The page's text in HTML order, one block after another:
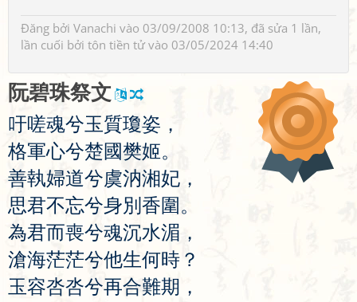
Đăng bởi Vanachi vào 03/09/2008 10:13, đã sửa 1 lần,
lần cuối bởi tôn tiền tửvào 03/05/2024 14:40
阮碧珠祭文
吁嗟魂兮玉質瓊姿 ，
格軍心兮楚國樊姬。
善執婦道兮虞汭湘妃 ，
思君不忘兮身別 香圍 。
為君而喪兮魂沉水湄 ，
滄海茫茫兮他生何時 ？
玉容呇呇兮再合難期 ，